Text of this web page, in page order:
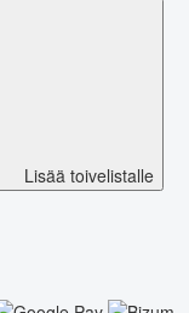
Lisää toivelistalle